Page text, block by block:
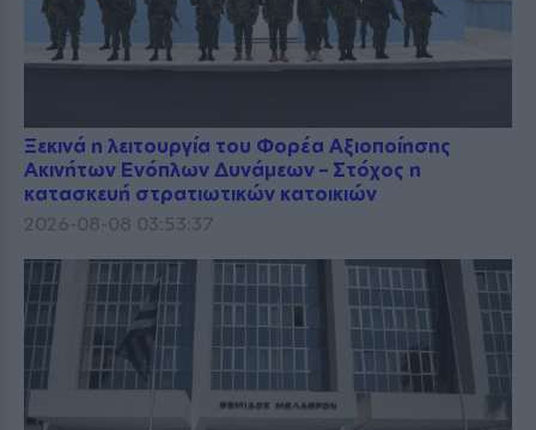
Ξεκινά η λειτουργία του Φορέα Αξιοποίησης
Ακινήτων Ενόπλων Δυνάμεων – Στόχος η
κατασκευή στρατιωτικών κατοικιών
2026-08-08 03:53:37